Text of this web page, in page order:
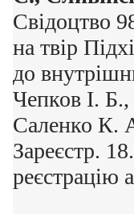
Свідоцтво
на твір
до
Чепков І.
Саленко К.
Зареєстр.
реєстрацію